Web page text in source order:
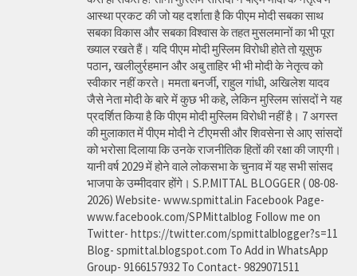
आस्था प्रकट की जो यह दर्शाता है कि पीएम मोदी सबका साथ
सबका विकास और सबका विश्वास के तहत मुसलमानों का भी पूरा
ख्याल रखते हैं। यदि पीएम मोदी मुस्लिम विरोधी होते तो यूसुफ
पठान, खलीलुर्रहमान और अबु ताहिर भी भी मोदी के नेतृत्व को
स्वीकार नहीं करते। ममता बनर्जी, राहुल गांधी, अखिलेश यादव
जैसे नेता मोदी के बारे में कुछ भी कहे, लेकिन मुस्लिम सांसदों ने यह
प्रदर्शित किया है कि पीएम मोदी मुस्लिम विरोधी नहीं है। 7 अगस्त
की मुलाकात में पीएम मोदी ने टीएमसी और शिवसेना से आए सांसदों
को भरोसा दिलाया कि उनके राजनीतिक हितों की रक्षा की जाएगी।
यानी वर्ष 2029 में होने वाले लोकसभा के चुनाव में यह सभी सांसद
भाजपा के उम्मीदवार होंगे। S.P.MITTAL BLOGGER ( 08-08-
2026) Website- www.spmittal.in Facebook Page-
www.facebook.com/SPMittalblog Follow me on
Twitter- https://twitter.com/spmittalblogger?s=11
Blog- spmittal.blogspot.com To Add in WhatsApp
Group- 9166157932 To Contact- 9829071511